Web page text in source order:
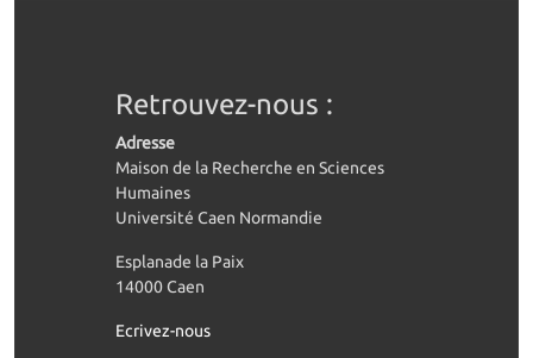
Retrouvez-nous :
Adresse
Maison de la Recherche en Sciences
Humaines
Université Caen Normandie
Esplanade la Paix
14000 Caen
Ecrivez-nous